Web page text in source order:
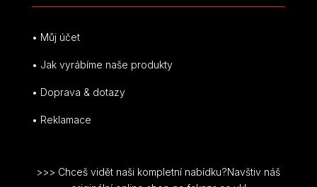
• Můj účet
• Jak vyrábíme naše produkty
• Doprava & dotazy
• Reklamace
>>> Chceš vidět naši kompletní nabídku?Navštiv náš